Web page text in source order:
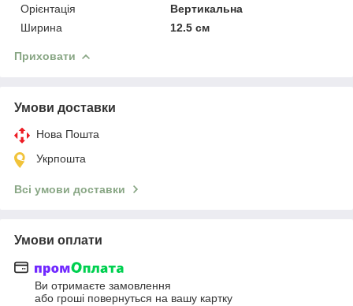
Орієнтація
Вертикальна
Ширина
12.5 см
Приховати
Умови доставки
Нова Пошта
Укрпошта
Всі умови доставки
Умови оплати
Ви отримаєте замовлення
або гроші повернуться на вашу картку